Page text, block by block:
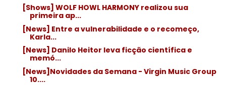
[Shows] WOLF HOWL HARMONY realizou sua
primeira ap...
[News] Entre a vulnerabilidade e o recomeço,
Karla...
[News] Danilo Heitor leva ficção científica e
memó...
[News]Novidades da Semana - Virgin Music Group
10....